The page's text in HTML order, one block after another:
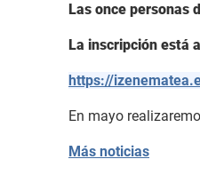
Las once personas
La inscripción está
https://
En mayo
Más noticias